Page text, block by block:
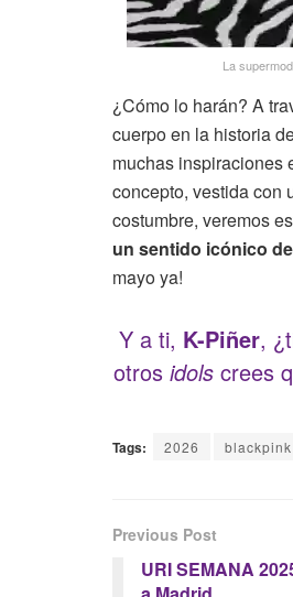
La
¿Cómo lo harán? A
cuerpo en la historia
muchas inspiraciones
concepto, vestida con
costumbre, veremos
un sentido icónico
mayo ya!
Y a ti, K-Piñer,
otros idols crees
Tags: 2026 blackpink
Previous Post
URI SEMANA